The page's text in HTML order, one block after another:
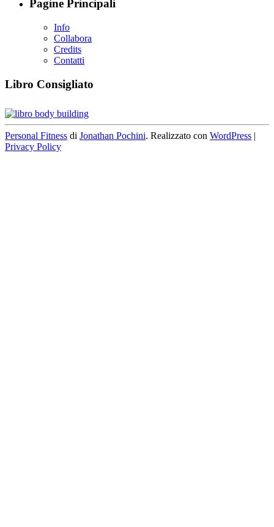
Pagine Principali
Info
Collabora
Credits
Contatti
Libro Consigliato
Personal Fitness di Jonathan Pochini. Realizzato con WordPress |
Privacy Policy